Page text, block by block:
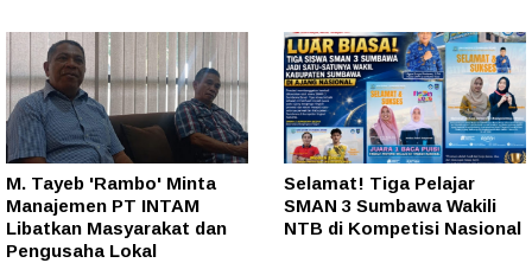
M. Tayeb 'Rambo' Minta
Manajemen PT INTAM
Libatkan Masyarakat dan
Pengusaha Lokal
Selamat! Tiga Pelajar
SMAN 3 Sumbawa Wakili
NTB di Kompetisi Nasional